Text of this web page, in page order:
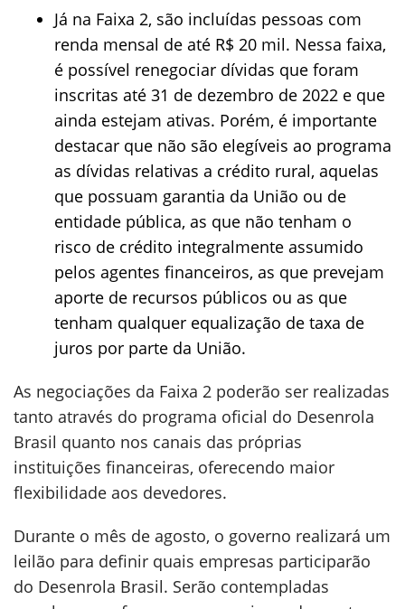
Já na Faixa 2, são incluídas pessoas com
renda mensal de até R$ 20 mil. Nessa faixa,
é possível renegociar dívidas que foram
inscritas até 31 de dezembro de 2022 e que
ainda estejam ativas. Porém, é importante
destacar que não são elegíveis ao programa
as dívidas relativas a crédito rural, aquelas
que possuam garantia da União ou de
entidade pública, as que não tenham o
risco de crédito integralmente assumido
pelos agentes financeiros, as que prevejam
aporte de recursos públicos ou as que
tenham qualquer equalização de taxa de
juros por parte da União.
As negociações da Faixa 2 poderão ser realizadas
tanto através do programa oficial do Desenrola
Brasil quanto nos canais das próprias
instituições financeiras, oferecendo maior
flexibilidade aos devedores.
Durante o mês de agosto, o governo realizará um
leilão para definir quais empresas participarão
do Desenrola Brasil. Serão contempladas